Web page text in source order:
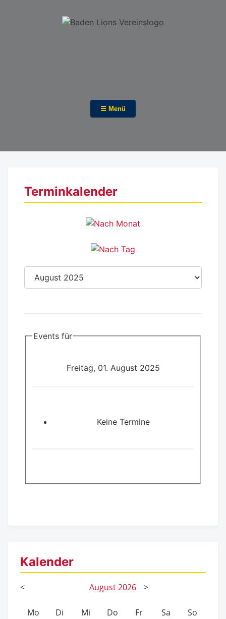
☰ Menü
Terminkalender
Events für
Freitag, 01. August 2025
Keine Termine
Kalender
< August2026 >
Mo Di Mi Do Fr Sa So